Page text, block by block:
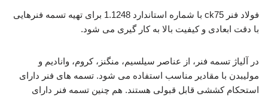
فولاد فنر ck75 با شماره استاندارد 1.1248 برای تهیه تسمه فنرهایی
با دقت ابعادی و کیفیت بالا به کار گیری می شود.
در آلیاژ تسمه فنر، از عناصر سیلسیم، منگنز، کروم، وانادیم و
مولیبدن با مقادیر مناسب استفاده می شود. تسمه های فنر دارای
استحکام کششی قابل قبولی هستند. هم چنین تسمه فنر دارای